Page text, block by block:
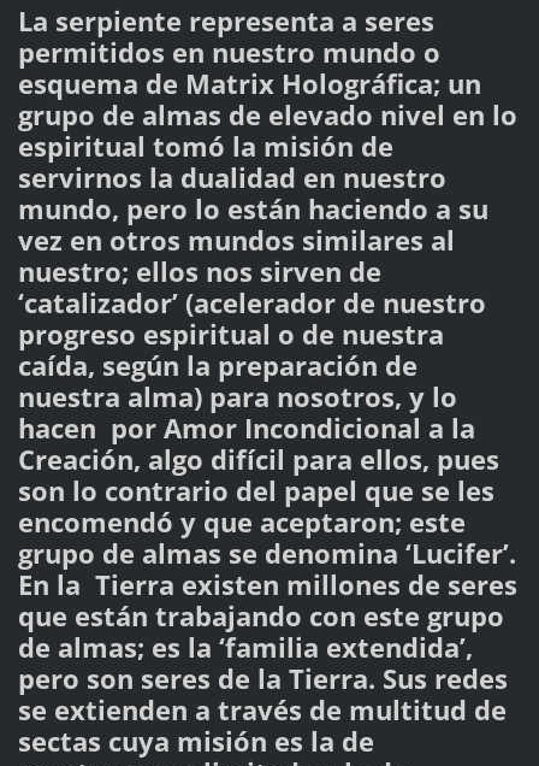
La serpiente representa a seres
permitidos en nuestro mundo o
esquema de Matrix Holográfica; un
grupo de almas de elevado nivel en lo
espiritual tomó la misión de
servirnos la dualidad en nuestro
mundo, pero lo están haciendo a su
vez en otros mundos similares al
nuestro; ellos nos sirven de
‘catalizador’ (acelerador de nuestro
progreso espiritual o de nuestra
caída, según la preparación de
nuestra alma) para nosotros, y lo
hacen por Amor Incondicional a la
Creación, algo difícil para ellos, pues
son lo contrario del papel que se les
encomendó y que aceptaron; este
grupo de almas se denomina ‘Lucifer’.
En la Tierra existen millones de seres
que están trabajando con este grupo
de almas; es la ‘familia extendida’,
pero son seres de la Tierra. Sus redes
se extienden a través de multitud de
sectas cuya misión es la de